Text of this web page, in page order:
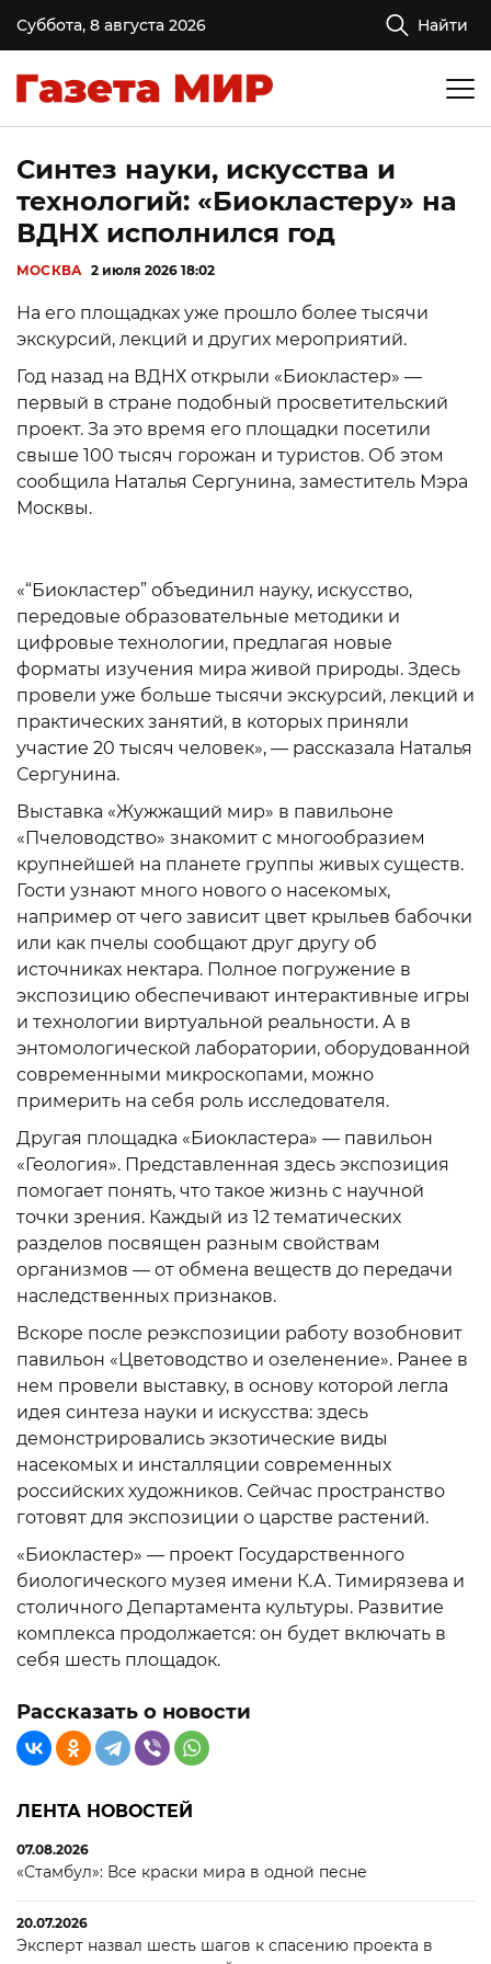
Суббота, 8 августа 2026 Найти
Синтез науки, искусства и
технологий: «Биокластеру» на
ВДНХ исполнился год
МОСКВА 2 июля 2026 18:02
На его площадках уже прошло более тысячи
экскурсий, лекций и других мероприятий.
Год назад на ВДНХ открыли «Биокластер» —
первый в стране подобный просветительский
проект. За это время его площадки посетили
свыше 100 тысяч горожан и туристов. Об этом
сообщила Наталья Сергунина, заместитель Мэра
Москвы.
«“Биокластер” объединил науку, искусство,
передовые образовательные методики и
цифровые технологии, предлагая новые
форматы изучения мира живой природы. Здесь
провели уже больше тысячи экскурсий, лекций и
практических занятий, в которых приняли
участие 20 тысяч человек», — рассказала Наталья
Сергунина.
Выставка «Жужжащий мир» в павильоне
«Пчеловодство» знакомит с многообразием
крупнейшей на планете группы живых существ.
Гости узнают много нового о насекомых,
например от чего зависит цвет крыльев бабочки
или как пчелы сообщают друг другу об
источниках нектара. Полное погружение в
экспозицию обеспечивают интерактивные игры
и технологии виртуальной реальности. А в
энтомологической лаборатории, оборудованной
современными микроскопами, можно
примерить на себя роль исследователя.
Другая площадка «Биокластера» — павильон
«Геология». Представленная здесь экспозиция
помогает понять, что такое жизнь с научной
точки зрения. Каждый из 12 тематических
разделов посвящен разным свойствам
организмов — от обмена веществ до передачи
наследственных признаков.
Вскоре после реэкспозиции работу возобновит
павильон «Цветоводство и озеленение». Ранее в
нем провели выставку, в основу которой легла
идея синтеза науки и искусства: здесь
демонстрировались экзотические виды
насекомых и инсталляции современных
российских художников. Сейчас пространство
готовят для экспозиции о царстве растений.
«Биокластер» — проект Государственного
биологического музея имени К.А. Тимирязева и
столичного Департамента культуры. Развитие
комплекса продолжается: он будет включать в
себя шесть площадок.
Рассказать о новости
ЛЕНТА НОВОСТЕЙ
07.08.2026
«Стамбул»: Все краски мира в одной песне
20.07.2026
Эксперт назвал шесть шагов к спасению проекта в